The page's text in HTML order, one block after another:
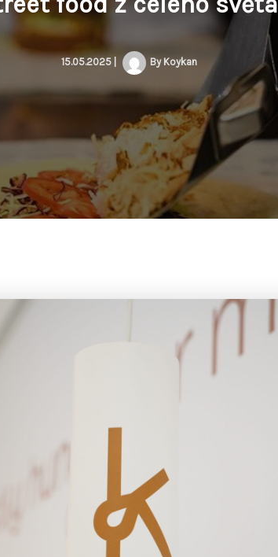
15.05.2025 By Koykan